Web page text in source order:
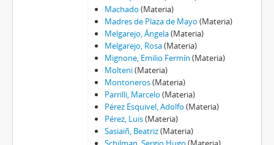
Machado (Materia)
Madres de Plaza de Mayo (Materia)
Melgarejo, Ángela(Materia)
Melgarejo, Rosa(Materia)
Mignone, Emilio Fermín (Materia)
Molteni(Materia)
Montoneros(Materia)
Parrilli, Marcelo (Materia)
Pérez Esquivel, Adolfo (Materia)
Pérez, Luis(Materia)
Sasiaiñ, Beatriz(Materia)